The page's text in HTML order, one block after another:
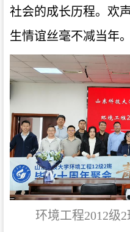
社会的成长历程。欢
生情谊丝毫不减当年。
环境工程2012级